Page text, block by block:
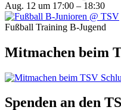
Aug. 12 um 17:00 – 18:30
Fußball Training B-Jugend
Mitmachen beim
Spenden an den